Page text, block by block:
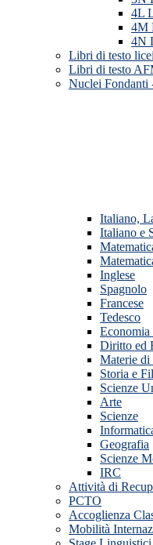
4L
4M
4N
Libri di testo licei
Libri di testo
Nuclei Fondanti
Italiano,
Italiano e
Inglese
Spagnolo
Francese
Tedesco
Diritto ed
Materie
Storia e
Scienze
Arte
Scienze
Geografia
Scienze
IRC
Attività di
PCTO
Accoglienza
Mobilità